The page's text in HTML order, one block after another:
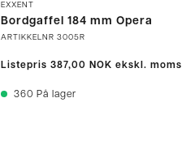
EXXENT
Bordgaffel 184 mm Opera
ARTIKKELNR 3005R
Listepris 387,00 NOK ekskl. moms
360 På lager